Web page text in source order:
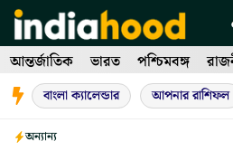
Skip
to
content
আন্তর্জাতিক ভারত পশ্চিমবঙ্গ
বাংলা ক্যালেন্ডার আপনার রাশিফল
অন্যান্য